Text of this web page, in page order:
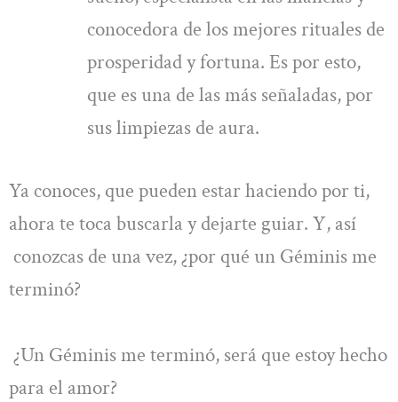
conocedora de los mejores rituales de
prosperidad y fortuna. Es por esto,
que es una de las más señaladas, por
sus limpiezas de aura.
Ya conoces, que pueden estar haciendo por ti,
ahora te toca buscarla y dejarte guiar. Y, así
conozcas de una vez, ¿por qué un Géminis me
terminó?
¿Un Géminis me terminó, será que estoy hecho
para el amor?